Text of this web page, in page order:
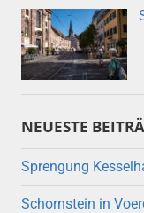
NEUESTE
Sprengung
Schornstein in